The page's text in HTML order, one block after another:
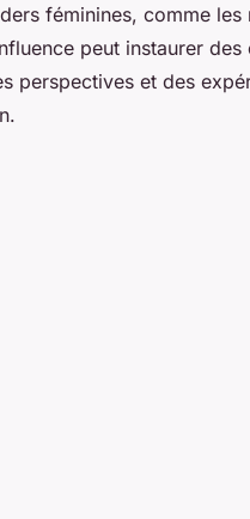
féminines, comme
peut instaurer des
perspectives et des